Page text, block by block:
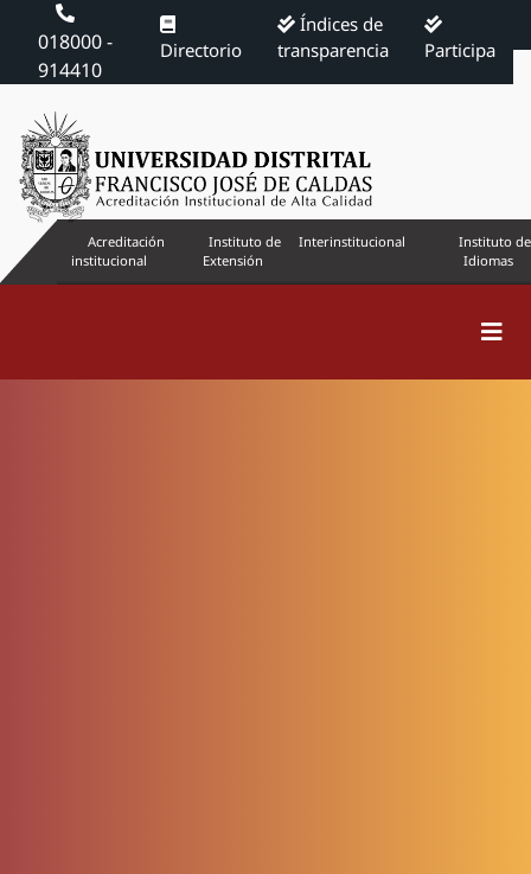
018000 -
914410
Directorio
Índices de
transparencia
Participa
Acreditación
institucional
Instituto de
Extensión
Interinstitucional
Instituto de
Idiomas